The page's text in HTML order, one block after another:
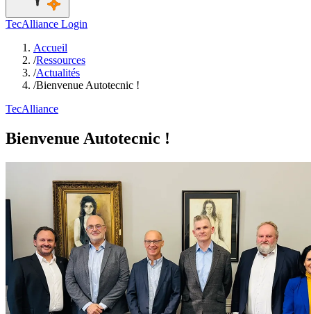
TecAlliance Login
Accueil
/Ressources
/Actualités
/Bienvenue Autotecnic !
TecAlliance
Bienvenue Autotecnic !